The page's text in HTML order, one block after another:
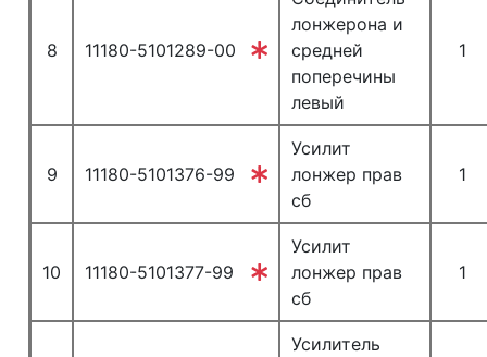
8 11180-5101289-00
лонжерона и
средней
поперечины
левый
1
9 11180-5101376-99
Усилит
лонжер прав
сб
1
10 11180-5101377-99
Усилит
лонжер прав
сб
1
Усилитель